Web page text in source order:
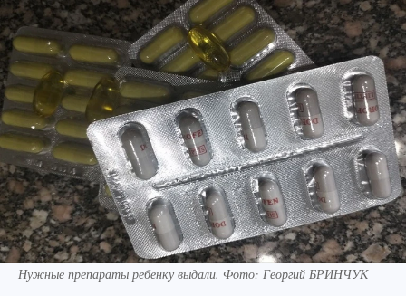
Нужные препараты ребенку выдали. Фото: Георгий БРИНЧУК